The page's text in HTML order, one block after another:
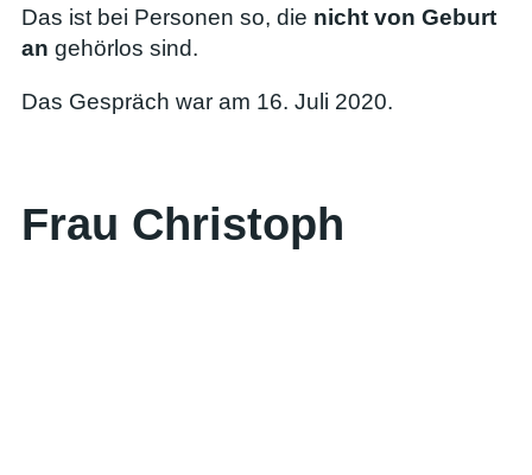
Das ist bei Personen so, die nicht von Geburt
an gehörlos sind.
Das Gespräch war am 16. Juli 2020.
Frau Christoph